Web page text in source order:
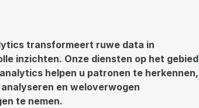
transformeert ruwe data in
inzichten. Onze diensten op het gebied
helpen u patronen te herkennen,
en weloverwogen
te nemen.